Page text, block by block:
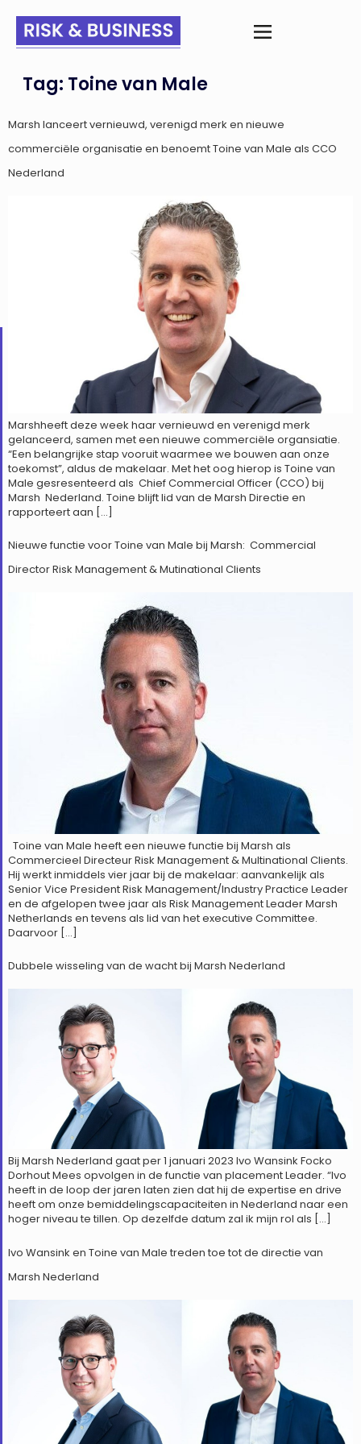
Tag: Toine van Male
Marsh lanceert vernieuwd, verenigd merk en nieuwe
commerciële organisatie en benoemt Toine van Male als CCO
Nederland
Marshheeft deze week haar vernieuwd en verenigd merk
gelanceerd, samen met een nieuwe commerciële organsiatie.
“Een belangrijke stap vooruit waarmee we bouwen aan onze
toekomst”, aldus de makelaar. Met het oog hierop is Toine van
Male gesresenteerd als Chief Commercial Officer (CCO) bij
Marsh Nederland. Toine blijft lid van de Marsh Directie en
rapporteert aan […]
Nieuwe functie voor Toine van Male bij Marsh: Commercial
Director Risk Management & Mutinational Clients
Toine van Male heeft een nieuwe functie bij Marsh als
Commercieel Directeur Risk Management & Multinational Clients.
Hij werkt inmiddels vier jaar bij de makelaar: aanvankelijk als
Senior Vice President Risk Management/Industry Practice Leader
en de afgelopen twee jaar als Risk Management Leader Marsh
Netherlands en tevens als lid van het executive Committee.
Daarvoor […]
Dubbele wisseling van de wacht bij Marsh Nederland
Bij Marsh Nederland gaat per 1 januari 2023 Ivo Wansink Focko
Dorhout Mees opvolgen in de functie van placement Leader. “Ivo
heeft in de loop der jaren laten zien dat hij de expertise en drive
heeft om onze bemiddelingscapaciteiten in Nederland naar een
hoger niveau te tillen. Op dezelfde datum zal ik mijn rol als […]
Ivo Wansink en Toine van Male treden toe tot de directie van
Marsh Nederland